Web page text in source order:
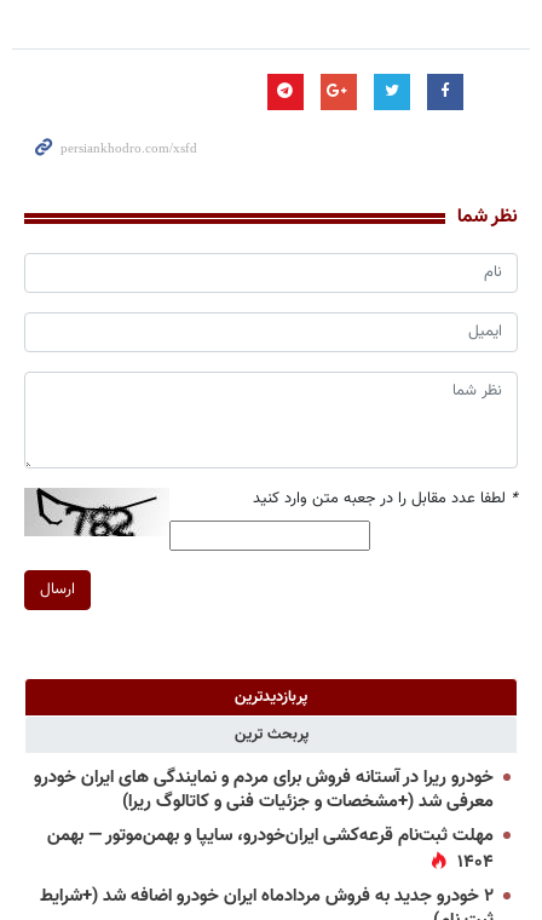
نظر شما
* لطفا عدد مقابل را در جعبه متن وارد کنید
ارسال
پربازدیدترین
پربحث ترین
خودرو ریرا در آستانه فروش برای مردم و نمایندگی های ایران خودرو
معرفی شد (+مشخصات و جزئیات فنی و کاتالوگ ریرا)
مهلت ثبت‌نام قرعه‌کشی ایران‌خودرو، سایپا و بهمن‌موتور — بهمن
۱۴۰۴
۲ خودرو جدید به فروش مردادماه ایران خودرو اضافه شد (+شرایط